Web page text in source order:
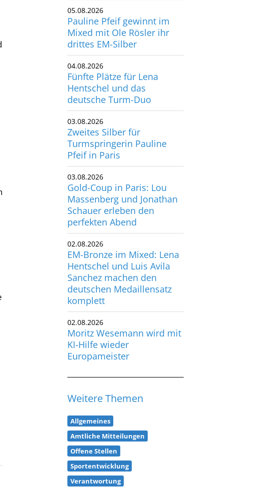
Pauline Pfeif gewinnt im
Mixed mit Ole Rösler ihr
drittes EM-Silber
Fünfte Plätze für Lena
Hentschel und das
deutsche Turm-Duo
Zweites Silber für
Turmspringerin Pauline
Pfeif in Paris
Gold-Coup in Paris: Lou
Massenberg und Jonathan
Schauer erleben den
perfekten Abend
02.08.2026
EM-Bronze im Mixed: Lena
Hentschel und Luis Avila
Sanchez machen den
deutschen Medaillensatz
komplett
02.08.2026
Moritz Wesemann wird mit
KI-Hilfe wieder
Europameister
Amtliche Mitteilungen
Offene Stellen
Sportentwicklung
Verantwortung
Verbandsentwicklung